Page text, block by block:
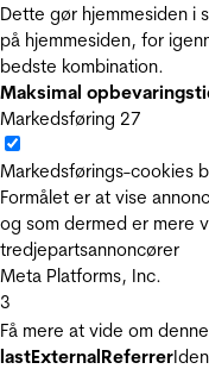
Dette gør hjemmesiden i
på hjemmesiden, for
bedste kombination.
Maksimal
Markedsføring 27
Markedsførings-cookies
Formålet er at vise
og som dermed er mere
tredjepartsannoncører
Meta Platforms, Inc.
3
Få mere at vide om
lastExternalReferrer